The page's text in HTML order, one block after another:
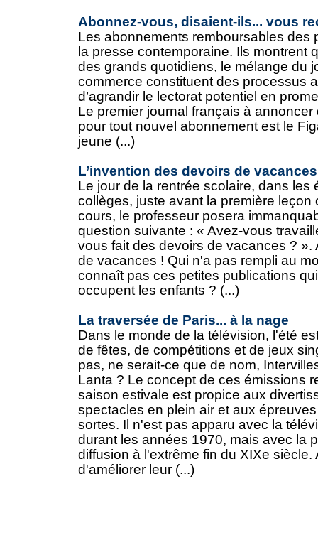
Abonnez-vous, disaient-ils... vous
Les abonnements remboursables des
la presse contemporaine. Ils montrent
des grands quotidiens, le mélange du
commerce constituent des processus
d’agrandir le lectorat potentiel en
Le premier journal français à
pour tout nouvel abonnement est le
jeune (...)
L’invention des devoirs de vacances
Le jour de la rentrée scolaire, dans les
collèges, juste avant la première
cours, le professeur posera
question suivante : « Avez-vous
vous fait des devoirs de vacances ? ».
de vacances ! Qui n'a pas rempli au
connaît pas ces petites publications
occupent les enfants ? (...)
La traversée de Paris... à la nage
Dans le monde de la télévision, l'été
de fêtes, de compétitions et de jeux
pas, ne serait-ce que de nom,
Lanta ? Le concept de ces émissions
saison estivale est propice aux
spectacles en plein air et aux
sortes. Il n'est pas apparu avec la
durant les années 1970, mais avec la
diffusion à l'extrême fin du XIXe
d'améliorer leur (...)